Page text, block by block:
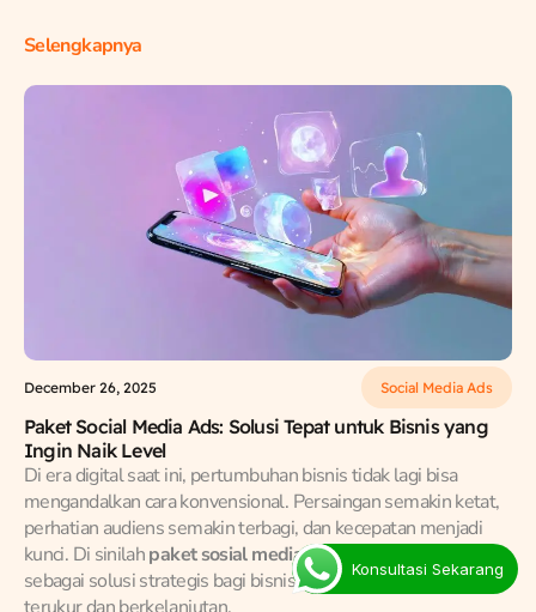
Selengkapnya
December 26, 2025 Social Media Ads
Paket Social Media Ads: Solusi Tepat untuk Bisnis yang
Ingin Naik Level
Di era digital saat ini, pertumbuhan bisnis tidak lagi bisa
mengandalkan cara konvensional. Persaingan semakin ketat,
perhatian audiens semakin terbagi, dan kecepatan menjadi
kunci. Di sinilahpaket sosial media adsberperan penting
sebagai solusi strategis bagi bisnis yang ingin scaling secara
Konsultasi Sekarang